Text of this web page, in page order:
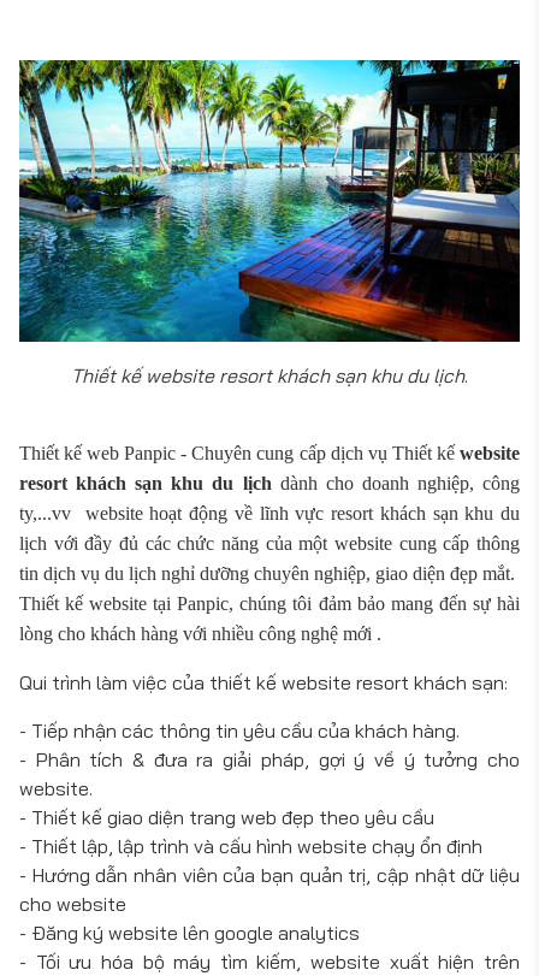
Thiết kế website resort khách sạn khu du lịch.
Thiết kế web Panpic - Chuyên cung cấp dịch vụ Thiết kế website
resort khách sạn khu du lịch dành cho doanh nghiệp, công
ty,...vv website hoạt động về lĩnh vực resort khách sạn khu du
lịch với đầy đủ các chức năng của một website cung cấp thông
tin dịch vụ du lịch nghỉ dưỡng chuyên nghiệp, giao diện đẹp mắt.
Thiết kế website tại Panpic, chúng tôi đảm bảo mang đến sự hài
lòng cho khách hàng với nhiều công nghệ mới .
Qui trình làm việc của thiết kế website resort khách sạn:
- Tiếp nhận các thông tin yêu cầu của khách hàng.
- Phân tích & đưa ra giải pháp, gợi ý về ý tưởng cho
website.
- Thiết kế giao diện trang web đẹp theo yêu cầu
- Thiết lập, lập trình và cấu hình website chạy ổn định
- Hướng dẫn nhân viên của bạn quản trị, cập nhật dữ liệu
cho website
- Đăng ký website lên google analytics
- Tối ưu hóa bộ máy tìm kiếm, website xuất hiện trên